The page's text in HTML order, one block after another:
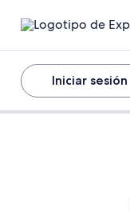
Iniciar sesión